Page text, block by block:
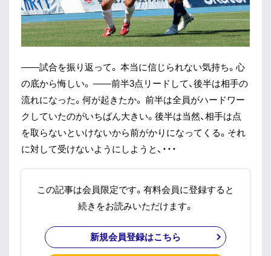
——試合を振り返って。 本当に信じられない気持ち。心
の底から悔しい。 ——前半3点リードして、後半は相手の
流れになった。何が起きたか。 前半は全員がハードワー
クしていたのがいちばん大きい。後半は当然、相手は点
を取らないといけないから前がかりになってくる。それ
に対して受けないようにしようと、・・・
この記事は会員限定です。有料会員に登録すると
続きをお読みいただけます。
新規会員登録はこちら